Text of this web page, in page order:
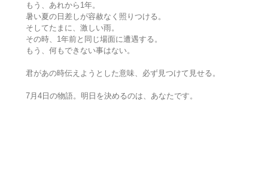
もう、あれから1年。
暑い夏の日差しが容赦なく照りつける。
そしてたまに、激しい雨。
その時、1年前と同じ場面に遭遇する。
もう、何もできない事はない。
君があの時伝えようとした意味、必ず見つけて見せる。
7月4日の物語。明日を決めるのは、あなたです。